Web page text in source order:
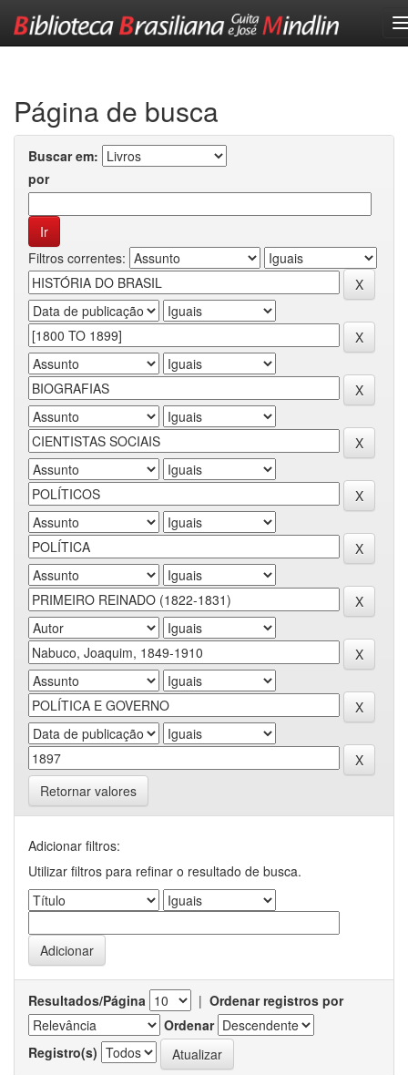
Página de busca
Buscar em:
por
Filtros correntes:
Retornar valores
Adicionar filtros:
Utilizar filtros para refinar o resultado de busca.
Resultados/Página | Ordenar registros por
Ordenar
Registro(s)